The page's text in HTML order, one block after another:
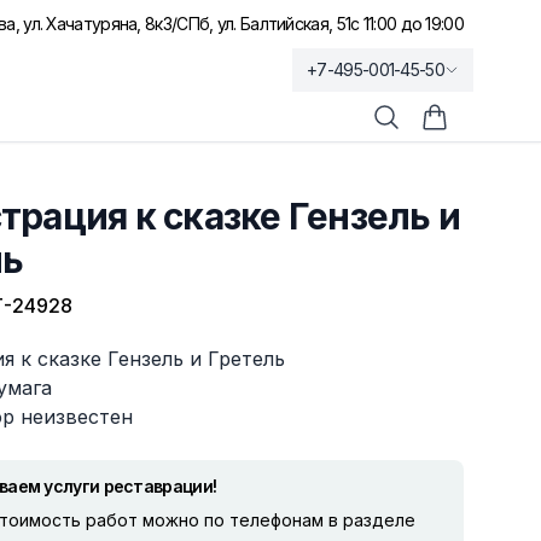
ул. Хачатуряна, 8к3/СПб, ул. Балтийская, 51с 11:00 до 19:00
+7-495-001-45-50
ПоискКорзина
к сказке Гензель и
24928
к сказке Гензель и Гретель
неизвестен
услуги реставрации!
работ можно по телефонам в разделе